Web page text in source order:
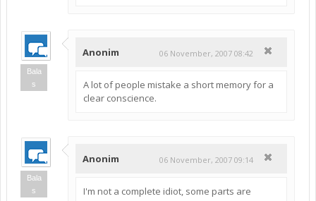
Bala
s
Anonim 06 November, 2007 08:42
A lot of people mistake a short memory for a
clear conscience.
Bala
s
Anonim 06 November, 2007 09:14
I'm not a complete idiot, some parts are